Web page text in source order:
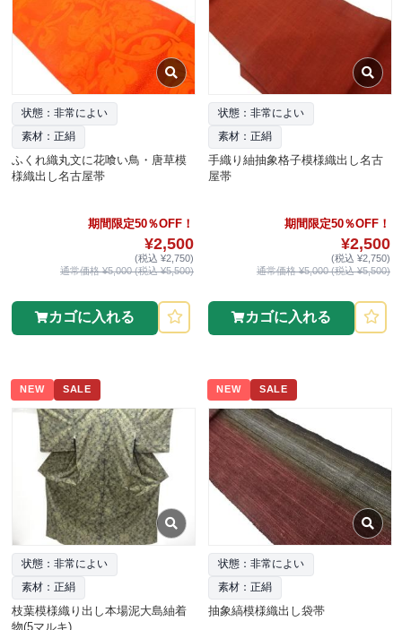
状態：非常によい
素材：正絹
ふくれ織丸文に花喰い鳥・唐草模
様織出し名古屋帯
期間限定50％OFF！
¥2,500
(税込 ¥2,750)
通常価格 ¥5,000 (税込 ¥5,500)
カゴに入れる
状態：非常によい
素材：正絹
手織り紬抽象格子模様織出し名古
屋帯
期間限定50％OFF！
¥2,500
(税込 ¥2,750)
通常価格 ¥5,000 (税込 ¥5,500)
カゴに入れる
NEW SALE
状態：非常によい
素材：正絹
枝葉模様織り出し本場泥大島紬着
物(5マルキ)
NEW SALE
状態：非常によい
素材：正絹
抽象縞模様織出し袋帯